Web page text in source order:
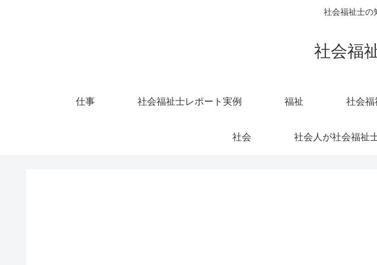
社会福祉士の
社会福
仕事 社会福祉士レポート実例 福祉 社会福
社会